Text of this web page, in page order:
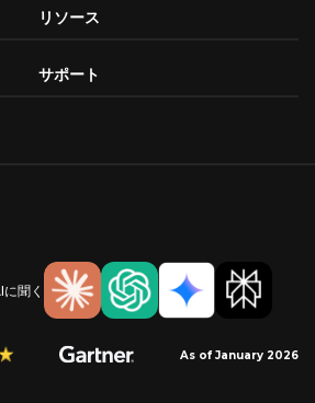
リソース
サポート
聞く
As of January 2026